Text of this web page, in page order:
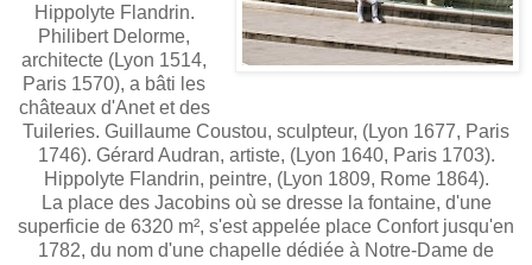
Hippolyte Flandrin.
Philibert Delorme,
architecte (Lyon 1514,
Paris 1570), a bâti les
châteaux d'Anet et des
Tuileries. Guillaume Coustou, sculpteur, (Lyon 1677, Paris
1746). Gérard Audran, artiste, (Lyon 1640, Paris 1703).
Hippolyte Flandrin, peintre, (Lyon 1809, Rome 1864).
La place des Jacobins où se dresse la fontaine, d'une
superficie de 6320 m², s'est appelée place Confort jusqu'en
1782, du nom d'une chapelle dédiée à Notre-Dame de